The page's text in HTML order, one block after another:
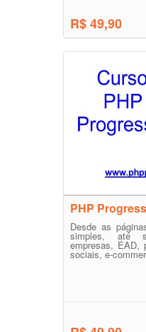
R$ 49,90
PHP
Desde as
simples, até
empresas, EAD,
sociais, e-